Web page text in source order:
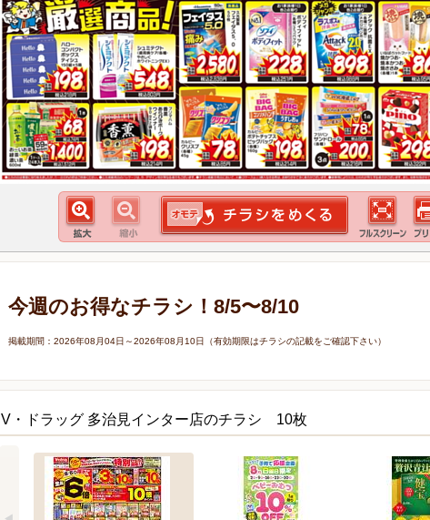
今週のお得なチラシ！8/5〜8/10
掲載期間：2026年08月04日～2026年08月10日（有効期限はチラシの記載をご確認下さい）
V・ドラッグ 多治見インター店のチラシ 10枚